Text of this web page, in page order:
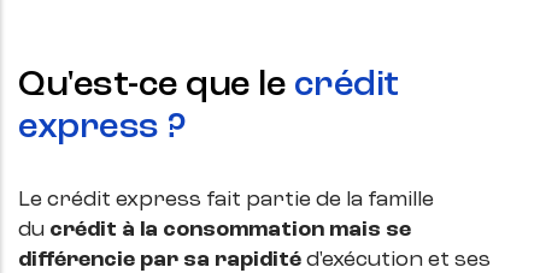
Qu'est-ce que le crédit
express ?
Le crédit express fait partie de la famille
du crédit à la consommation mais se
différencie par sa rapidité d'exécution et ses